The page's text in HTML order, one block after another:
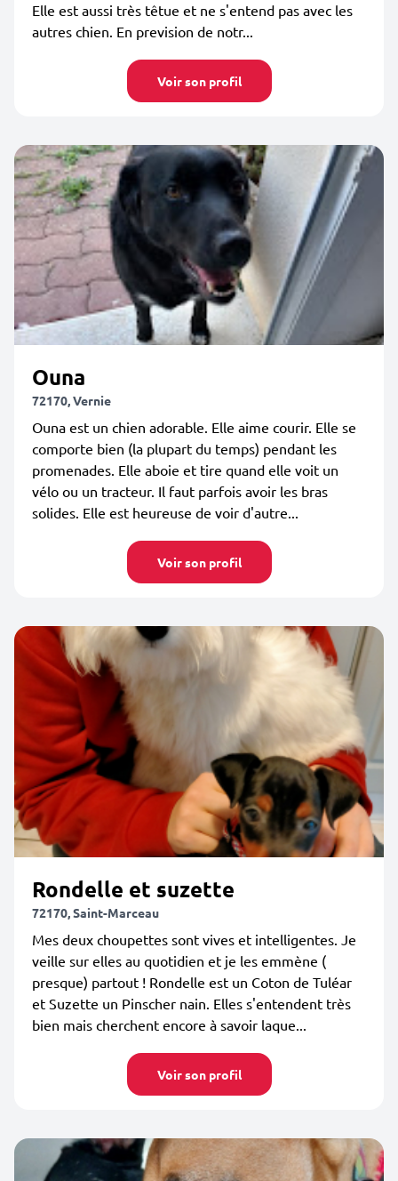
Elle est aussi très têtue et ne s'entend pas avec les
autres chien. En prevision de notr...
Voir son profil
Ouna
72170, Vernie
Ouna est un chien adorable. Elle aime courir. Elle se
comporte bien (la plupart du temps) pendant les
promenades. Elle aboie et tire quand elle voit un
vélo ou un tracteur. Il faut parfois avoir les bras
solides. Elle est heureuse de voir d'autre...
Voir son profil
Rondelle et suzette
72170, Saint-Marceau
Mes deux choupettes sont vives et intelligentes. Je
veille sur elles au quotidien et je les emmène (
presque) partout ! Rondelle est un Coton de Tuléar
et Suzette un Pinscher nain. Elles s'entendent très
bien mais cherchent encore à savoir laque...
Voir son profil